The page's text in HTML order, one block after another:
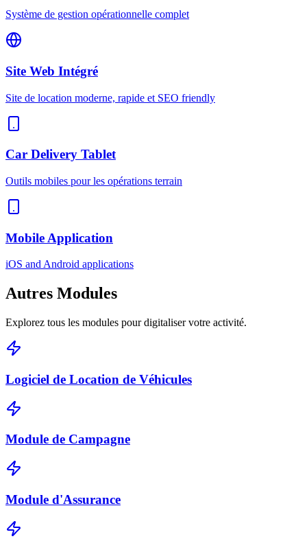
Système de gestion opérationnelle complet
Site Web Intégré
Site de location moderne, rapide et SEO friendly
Car Delivery Tablet
Outils mobiles pour les opérations terrain
Mobile Application
iOS and Android applications
Autres Modules
Explorez tous les modules pour digitaliser votre activité.
Logiciel de Location de Véhicules
Module de Campagne
Module d'Assurance